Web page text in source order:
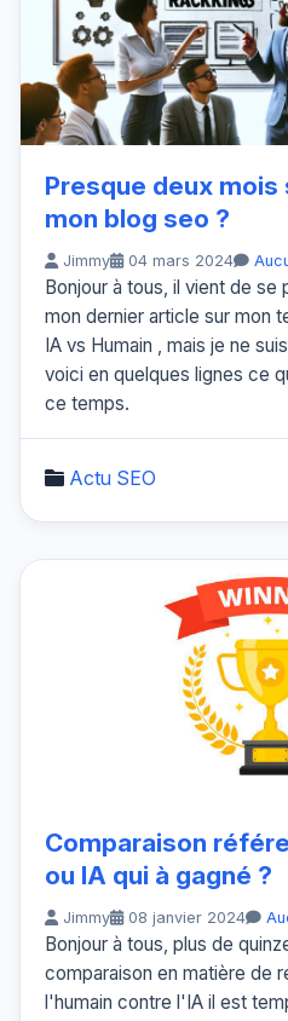
Presque deux
mon blog seo ?
Jimmy 04 mars 2024
Bonjour à tous, il vient de
mon dernier article sur mon
IA vs Humain , mais je ne
voici en quelques lignes ce
ce temps.
Actu SEO
Comparaison
ou IA qui à gagné ?
Jimmy 08 janvier 2024
Bonjour à tous, plus de
comparaison en matière de
l'humain contre l'IA il est